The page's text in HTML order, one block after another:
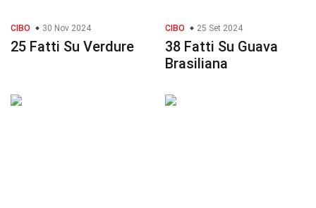
CIBO 30 Nov 2024
25 Fatti Su Verdure
CIBO 25 Set 2024
38 Fatti Su Guava
Brasiliana